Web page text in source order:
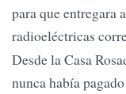
para que entregara
radioeléctricas
Desde la Casa
nunca había